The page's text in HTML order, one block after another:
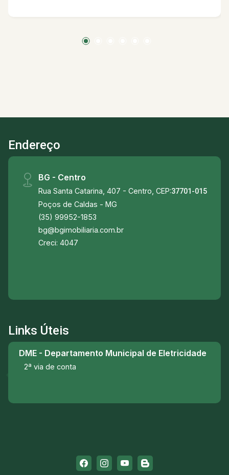
Elíseos) e com fácil acesso a diversos
restaurante, escola, posto de saúde, Hospital da
Quartos, Sala; Cozinha, Banheiro; Garagem
com portão e espaço para garantir conforto e
segurança. Casa dos fundos com 50 metros
Quarto; Sala; Cozinha; Banheiro; um pequeno
cômodo que pode servir como um quarto; -
Além disto possui um espaço para cultivo de
horta/flores e uma área externa coberta; perfeita
para reunir amigos e familiares podendo servir
com uma sala, área de churrasco, etc.
Endereço
BG - Centro
Rua Santa Catarina, 407 - Centro, CEP:37701-015
Poços de Caldas - MG
(35) 99952-1853
bg@bgimobiliaria.com.br
Creci: 4047
Links Úteis
DME - Departamento Municipal de Eletricidade
2ª via de conta